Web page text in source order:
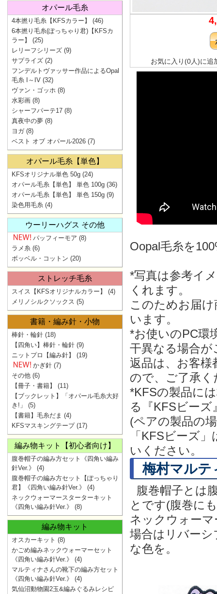
お気に入り(0人)に追
Oopal毛糸を
*写真は参考イ
くれます。
このためお届
います。
*お使いのPC環
干異なる場合
返品は、お客様
ので、ご了承く
*KFSの製品に
る『KFSビー
(ペアの製品の
「KFSビーズ
いください。
梅村マルテ
腹巻帽子とは
とです(腹巻に
ネックウォー
場合はリバー
な色を。
オパール毛糸
4本撚り毛糸【KFSカラー】
(46)
6本撚り毛糸(ぽっちゃり君)【KFSカ
ラー】
(25)
レリーフシリーズ (9)
サプライズ (2)
フンデルトヴァッサー作品によるOpal
毛糸 I～IV (32)
ヴァン・ゴッホ (8)
水彩画 (8)
シャーフパーテ17 (8)
真夜中の夢 (8)
ヨガ(8)
ベスト オブ オパール2026 (7)
オパール毛糸【単色】
KFSオリジナル単色 50g (24)
オパール毛糸【単色】 単色 100g (36)
オパール毛糸【単色】 単色 150g (9)
染色用毛糸 (4)
ウーリーハグス その他
パッフィーモア (8)
ラメ糸 (6)
ボッベル・コットン (20)
ストレッチ毛糸
スイス【KFSオリジナルカラー】
(4)
メリノシルクソックス (5)
書籍・編み針・小物
棒針・輪針 (18)
【四角い】棒針・輪針 (9)
ニットプロ【編み針】
(19)
かぎ針 (7)
その他 (6)
【冊子・書籍】
(11)
【ブックレット】「オパール毛糸大好
き!」
(5)
【書籍】毛糸だま (4)
KFSマスキングテープ(17)
編み物キット【初心者向け】
腹巻帽子の編み方セット《四角い編み
針Ver.》
(4)
腹巻帽子の編み方セット【ぽっちゃり
君】《四角い編み針Ver.》
(4)
ネックウォーマースターターキット
《四角い編み針Ver.》
(8)
編み物キット
オスカーキット (8)
かごめ編みネックウォーマーセット
《四角い編み針Ver.》
(4)
マルティナさんの靴下の編み方セット
《四角い編み針Ver.》
(4)
気仙沼動物園2玉&編みぐるみレシピ